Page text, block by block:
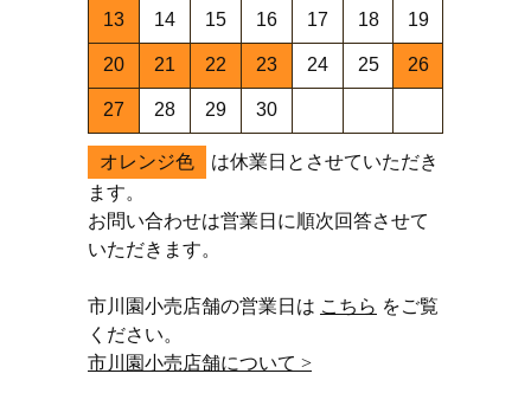
13 14 15 16 17 18 19
20 21 22 23 24 25 26
27 28 29 30
オレンジ色
は休業日とさせていただき
ます。
お問い合わせは営業日に順次回答させて
いただきます。
市川園小売店舗の営業日は こちら をご覧
ください。
市川園小売店舗について >